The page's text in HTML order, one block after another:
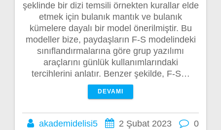
şeklinde bir dizi temsili örnekten kurallar elde
etmek için bulanık mantık ve bulanık
kümelere dayalı bir model önerilmiştir. Bu
modeller bize, paydaşların F-S modelindeki
sınıflandırmalarına göre grup yazılımı
araçlarını günlük kullanımlarındaki
tercihlerini anlatır. Benzer şekilde, F-S…
DEVAMI
akademidelisi5 2 Şubat 2023 0